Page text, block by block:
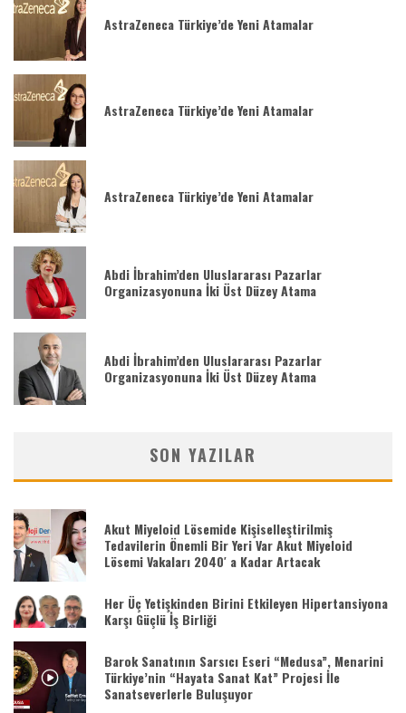
AstraZeneca Türkiye’de Yeni Atamalar
AstraZeneca Türkiye’de Yeni Atamalar
AstraZeneca Türkiye’de Yeni Atamalar
Abdi İbrahim’den Uluslararası Pazarlar
Organizasyonuna İki Üst Düzey Atama
Abdi İbrahim’den Uluslararası Pazarlar
Organizasyonuna İki Üst Düzey Atama
SON YAZILAR
Akut Miyeloid Lösemide Kişiselleştirilmiş
Tedavilerin Önemli Bir Yeri Var Akut Miyeloid
Lösemi Vakaları 2040′ a Kadar Artacak
Her Üç Yetişkinden Birini Etkileyen Hipertansiyona
Karşı Güçlü İş Birliği
Barok Sanatının Sarsıcı Eseri “Medusa”, Menarini
Türkiye’nin “Hayata Sanat Kat” Projesi İle
Sanatseverlerle Buluşuyor